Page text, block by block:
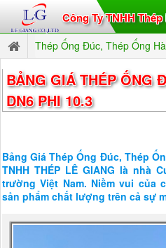
Công Ty TNHH
Thép Ống Đúc, Thép Ống
BẢNG GIÁ THÉP ỐNG
DN6 PHI 10.3
Bảng Giá Thép Ống Đúc, Thép
TNHH THÉP LÊ GIANG là nhà
trường Việt Nam. Niềm vui của
sản phẩm chất lượng trên cả sự